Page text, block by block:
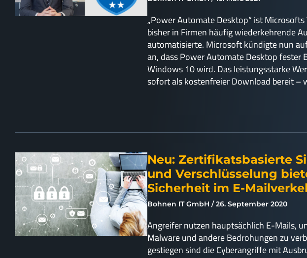
„Power Automate Desktop“ ist
bisher in Firmen häufig wiederkehrende
automatisierte. Microsoft kündigte nun
an, dass Power Automate Desktop fester
Windows 10 wird. Das leistungsstarke
sofort als kostenfreier Download bereit –
Neu: Zertifikatsbasierte
und Verschlüsselung
Sicherheit im E-
Bohnen IT GmbH 26. September 2020
Angreifer nutzen hauptsächlich E-Mails,
Malware und andere Bedrohungen zu
gestiegen sind die Cyberangriffe mit